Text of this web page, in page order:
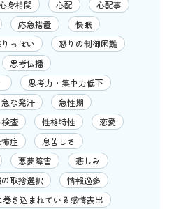
身相関 心配
心配事
応急措置
快眠
っぽい
怒りの制御困難
思考伝播
思考力・集中力低下
急な発汗
急性期
査 性格特性
恋愛
症
息苦しさ
悪夢障害
悲しみ
取捨選択
情報過多
巻き込まれている感情表出